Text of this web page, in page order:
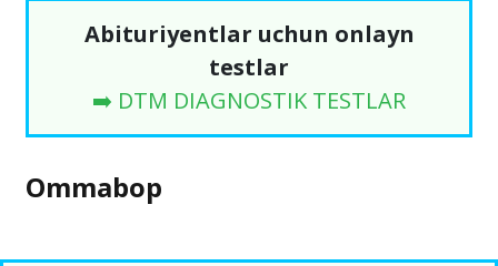
Abituriyentlar uchun onlayn
testlar
➡️ DTM DIAGNOSTIK TESTLAR
Ommabop